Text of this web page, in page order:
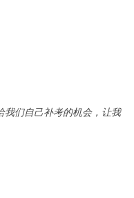
我们自己补考的机会，让我